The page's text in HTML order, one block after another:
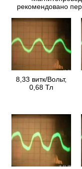
рекомендовано
8,33 витк/Вольт,
0,68 Тл